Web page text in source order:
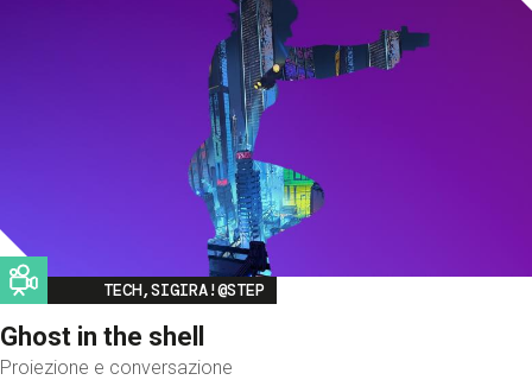
Image
TECH,SIGIRA!@STEP
Ghost in the shell
Proiezione e conversazione